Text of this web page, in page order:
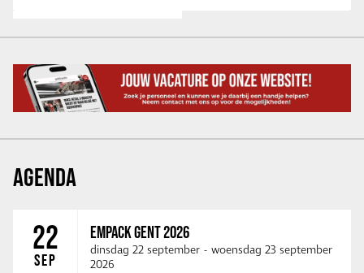
AGENDA
22
SEP
EMPACK GENT 2026
dinsdag 22 september - woensdag 23 september
2026